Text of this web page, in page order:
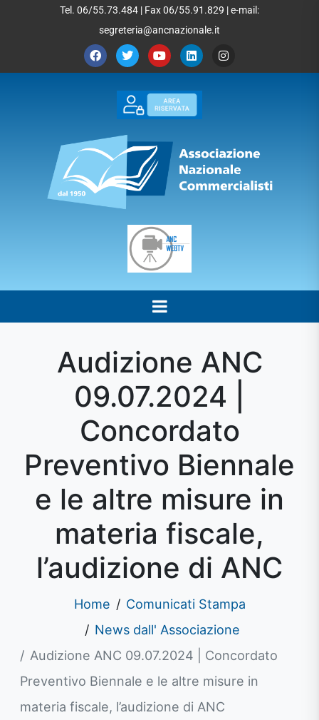
Tel. 06/55.73.484 | Fax 06/55.91.829 | e-mail:
segreteria@ancnazionale.it
Audizione ANC
09.07.2024 |
Concordato
Preventivo Biennale
e le altre misure in
materia fiscale,
l’audizione di ANC
Home
Comunicati Stampa
News dall' Associazione
Audizione ANC 09.07.2024 | Concordato
Preventivo Biennale e le altre misure in
materia fiscale, l’audizione di ANC